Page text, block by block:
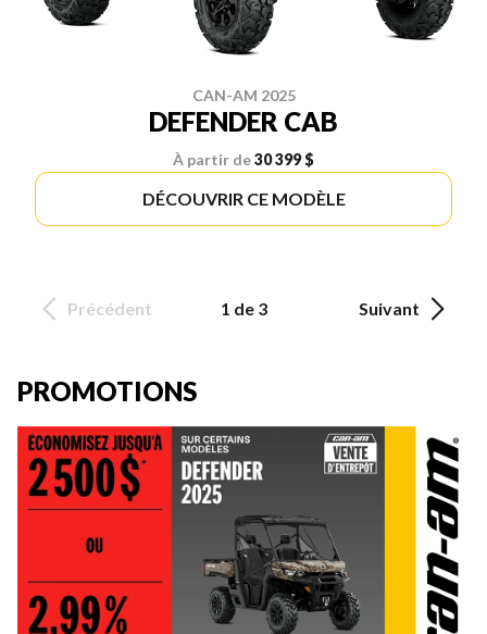
CAN-AM 2025
DEFENDER CAB
À partir de30 399 $
DÉCOUVRIR CE MODÈLE
Précédent 1 de 3 Suivant
PROMOTIONS